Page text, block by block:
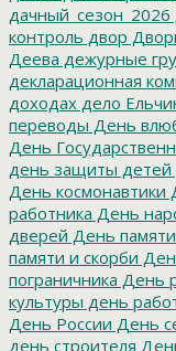
дачный_сезон_2026
контроль двор
Деева дежурные
декларационная
доходах дело
переводы День
День
день защиты детей
День космонавтики
работника День
дверей День
памяти и скорби
пограничника День
культуры день
День России День
день строителя